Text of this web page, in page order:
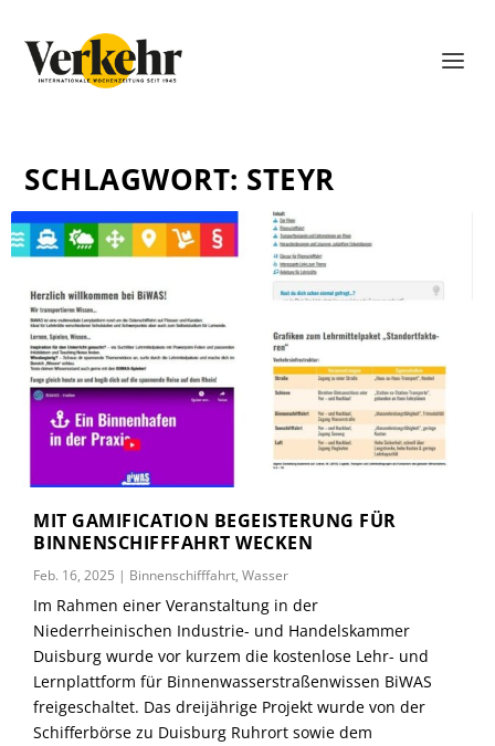
SCHLAGWORT: STEYR
MIT GAMIFICATION BEGEISTERUNG FÜR
BINNENSCHIFFFAHRT WECKEN
Feb. 16, 2025 | Binnenschifffahrt,Wasser
Im Rahmen einer Veranstaltung in der
Niederrheinischen Industrie- und Handelskammer
Duisburg wurde vor kurzem die kostenlose Lehr- und
Lernplattform für Binnenwasserstraßenwissen BiWAS
freigeschaltet. Das dreijährige Projekt wurde von der
Schifferbörse zu Duisburg Ruhrort sowie dem